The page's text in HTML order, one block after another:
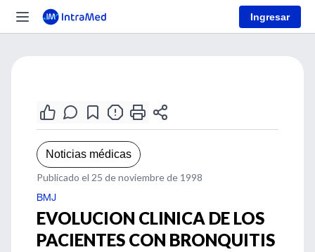
Ingresar
Noticias médicas
Publicado el 25 de noviembre de 1998
BMJ
EVOLUCION CLINICA DE LOS
PACIENTES CON BRONQUITIS